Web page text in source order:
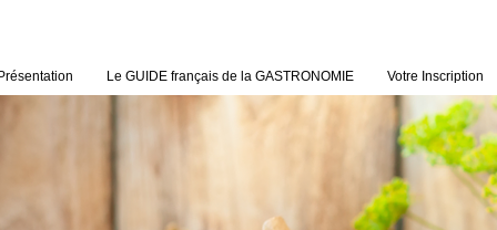
Le GUIDE français de la GASTRONOMIE Votre Inscription